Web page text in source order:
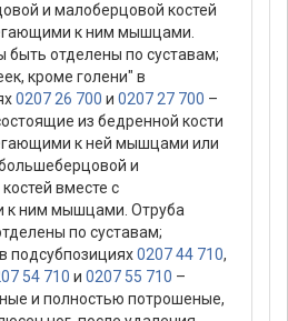
и малоберцовой костей
к ним мышцами.
отделены по суставам;
кроме голени" в
0207 26 700 и 0207 27 700 –
из бедренной кости
к ней мышцами или
и
вместе с
к ним мышцами. Отруба
по суставам;
подсубпозициях0207 44 710,
54 710 и 0207 55 710 –
и полностью потрошеные,